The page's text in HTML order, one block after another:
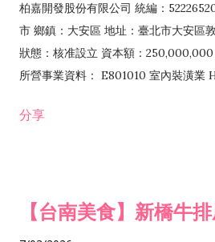
柏嘉開發股份有限公司 統編：
市 鄉鎮：大安區 地址：臺北市大安區
狀態：核准設立 資本額：
所營事業資料： E801010 室內裝潢業
發業 H703090 不動產買賣業
分享
【台南美食】新橋牛